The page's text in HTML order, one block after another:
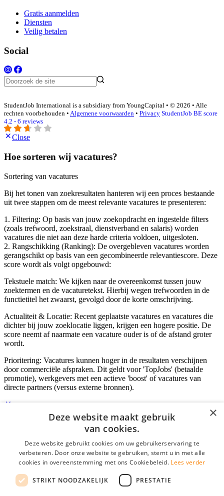
Gratis aanmelden
Diensten
Veilig betalen
Social
StudentJob International is a subsidiary from YoungCapital • © 2026 • Alle
rechten voorbehouden • Algemene voorwaarden • Privacy StudentJob BE score
4.2 - 6 reviews
Close
Hoe sorteren wij vacatures?
Sortering van vacatures
Bij het tonen van zoekresultaten hanteren wij een proces bestaande
uit twee stappen om de meest relevante vacatures te presenteren:
1. Filtering: Op basis van jouw zoekopdracht en ingestelde filters
(zoals trefwoord, zoekstraal, dienstverband en salaris) worden
vacatures die niet aan deze harde criteria voldoen, uitgesloten.
2. Rangschikking (Ranking): De overgebleven vacatures worden
gerangschikt op basis van een gecombineerde relevantiescore. Deze
score wordt als volgt opgebouwd:
Tekstuele match: We kijken naar de overeenkomst tussen jouw
zoektermen en de vacaturetekst. Hierbij wegen trefwoorden in de
functietitel het zwaarst, gevolgd door de korte omschrijving.
Actualiteit & Locatie: Recent geplaatste vacatures en vacatures die
dichter bij jouw zoeklocatie liggen, krijgen een hogere positie. De
score neemt af naarmate een vacature ouder is of de afstand groter
wordt.
Prioritering: Vacatures kunnen hoger in de resultaten verschijnen
door commerciële afspraken. Dit geldt voor 'TopJobs' (betaalde
promotie), werkgevers met een actieve 'boost' of vacatures van
directe partners (versus externe bronnen).
E-mail*
Wachtwoord
login gegevens onthouden
×
Deze website maakt gebruik
van cookies.
Deze website gebruikt cookies om uw gebruikerservaring te
verbeteren. Door onze website te gebruiken, stemt u in met alle
cookies in overeenstemming met ons Cookiebeleid. Lees verder
STRIKT NOODZAKELIJK PRESTATIE